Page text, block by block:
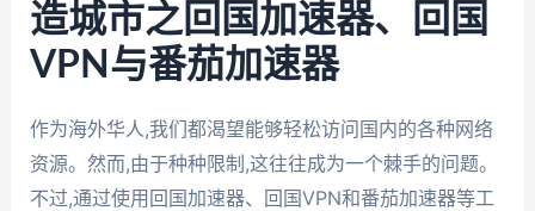
造城市之回国加速器、回国
VPN与番茄加速器
作为海外华人,我们都渴望能够轻松访问国内的各种网络
资源。然而,由于种种限制,这往往成为一个棘手的问题。
不过,通过使用回国加速器、回国VPN和番茄加速器等工